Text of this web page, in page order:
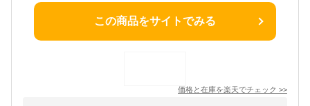
この商品をサイトでみる
価格と在庫を楽天でチェック >>